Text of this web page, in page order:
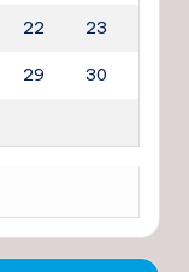
22 23
29 30